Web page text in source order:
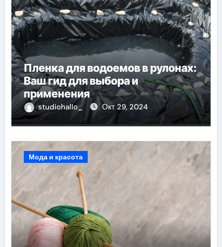
Пленка для водоемов в рулонах:
Ваш гид для выбора и
применения
studiohallo_ Окт 29, 2024
Мода и красота